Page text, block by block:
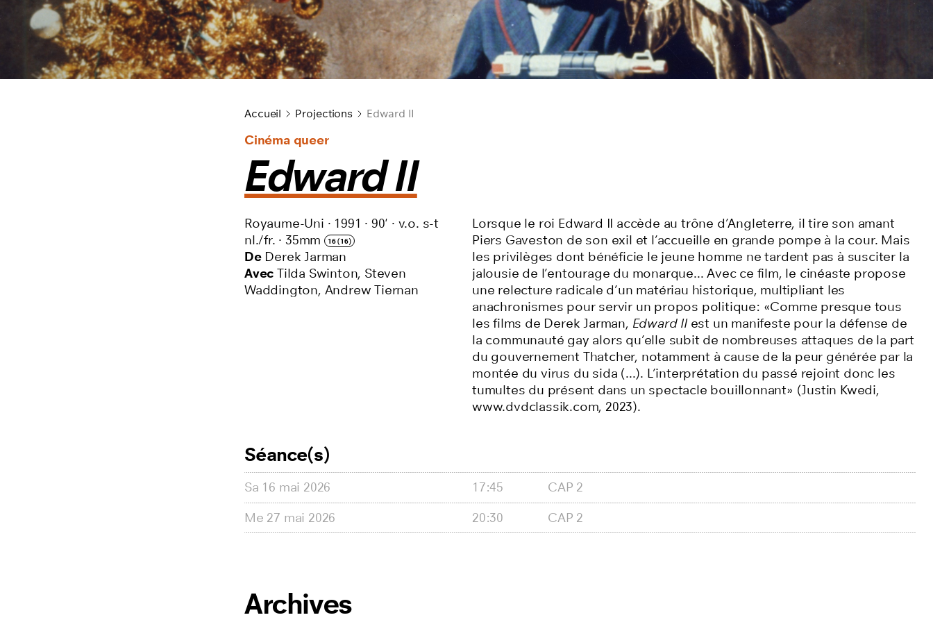
Accueil Projections Edward II
Cinéma queer
Edward II
Royaume-Uni · 1991 · 90' · v.o. s-t
nl./fr. · 35mm 16 (16)
DeDerek Jarman
Avec Tilda Swinton, Steven
Waddington, Andrew Tiernan
Lorsque le roi Edward II accède au trône d’Angleterre, il tire son amant
Piers Gaveston de son exil et l’accueille en grande pompe à la cour. Mais
les privilèges dont bénéficie le jeune homme ne tardent pas à susciter la
jalousie de l’entourage du monarque... Avec ce film, le cinéaste propose
une relecture radicale d’un matériau historique, multipliant les
anachronismes pour servir un propos politique: «Comme presque tous
les films de Derek Jarman, Edward II est un manifeste pour la défense de
la communauté gay alors qu’elle subit de nombreuses attaques de la part
du gouvernement Thatcher, notamment à cause de la peur générée par la
montée du virus du sida (...). L’interprétation du passé rejoint donc les
tumultes du présent dans un spectacle bouillonnant» (Justin Kwedi,
www.dvdclassik.com, 2023).
Séance(s)
Sa 16 mai 2026 17:45
CAP 2
Me 27 mai 2026 20:30 CAP 2
Archives